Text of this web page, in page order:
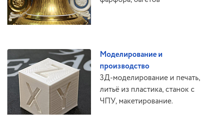
Моделирование и
производство
3Д-моделирование и печать,
литьё из пластика, станок с
ЧПУ, макетирование.